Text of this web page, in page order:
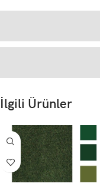
İlgili Ürünler